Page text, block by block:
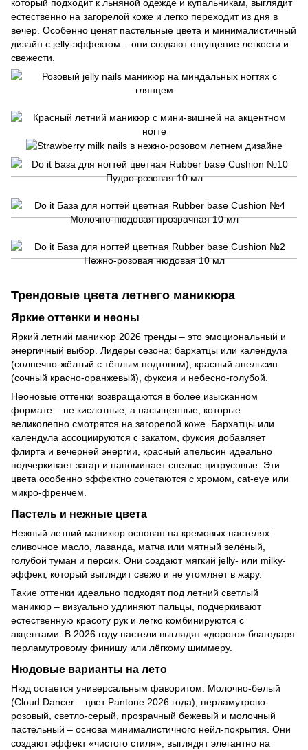
который подходит к льняной одежде и купальникам, выглядит
естественно на загорелой коже и легко переходит из дня в
вечер. Особенно ценят пастельные цвета и минималистичный
дизайн с jelly-эффектом – они создают ощущение легкости и
свежести.
Трендовые цвета летнего маникюра
Яркие оттенки и неоны
Яркий летний маникюр 2026 тренды – это эмоциональный и
энергичный выбор. Лидеры сезона: бархатцы или календула
(солнечно-жёлтый с тёплым подтоном), красный апельсин
(сочный красно-оранжевый), фуксия и небесно-голубой.
Неоновые оттенки возвращаются в более изысканном
формате – не кислотные, а насыщенные, которые
великолепно смотрятся на загорелой коже. Бархатцы или
календула ассоциируются с закатом, фуксия добавляет
флирта и вечерней энергии, красный апельсин идеально
подчеркивает загар и напоминает спелые цитрусовые. Эти
цвета особенно эффектно сочетаются с хромом, cat-eye или
микро-френчем.
Пастель и нежные цвета
Нежный летний маникюр основан на кремовых пастелях:
сливочное масло, лаванда, матча или мятный зелёный,
голубой туман и персик. Они создают мягкий jelly- или milky-
эффект, который выглядит свежо и не утомляет в жару.
Такие оттенки идеально подходят под летний светлый
маникюр – визуально удлиняют пальцы, подчеркивают
естественную красоту рук и легко комбинируются с
акцентами. В 2026 году пастели выглядят «дорого» благодаря
перламутровому финишу или лёгкому шиммеру.
Нюдовые варианты на лето
Нюд остается универсальным фаворитом. Молочно-белый
(Cloud Dancer – цвет Pantone 2026 года), перламутрово-
розовый, светло-серый, прозрачный бежевый и молочный
пастельный – основа минималистичного нейл-покрытия. Они
создают эффект «чистого стиля», выглядят элегантно на